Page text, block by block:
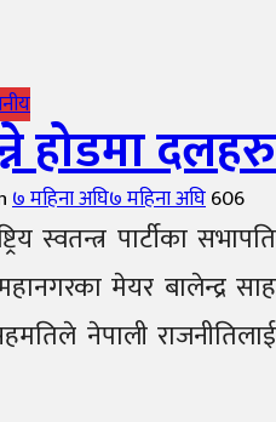
होडमा दलहरु
७ महिना अघि७ महिना अघि606
स्वतन्त्र पार्टीका सभापति
मेयर बालेन्द्र साह
नेपाली राजनीतिलाई